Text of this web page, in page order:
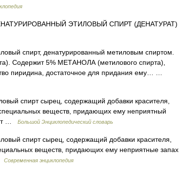
ЭТИЛОВЫЙ СПИРТ (ДЕНАТУРАТ)
спирт, денатурированный метиловым спиртом.
Содержит 5% МЕТАНОЛА (метилового спирта),
пиридина, достаточное для придания ему… …
спирт сырец, содержащий добавки красителя,
веществ, придающих ему неприятный
…
Большой Энциклопедический словарь
спирт сырец, содержащий добавки красителя,
веществ, придающих ему неприятные запах
Современная энциклопедия